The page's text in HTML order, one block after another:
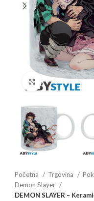
Click to enlarge
Početna Trgovina
Demon Slayer
DEMON SLAYER –